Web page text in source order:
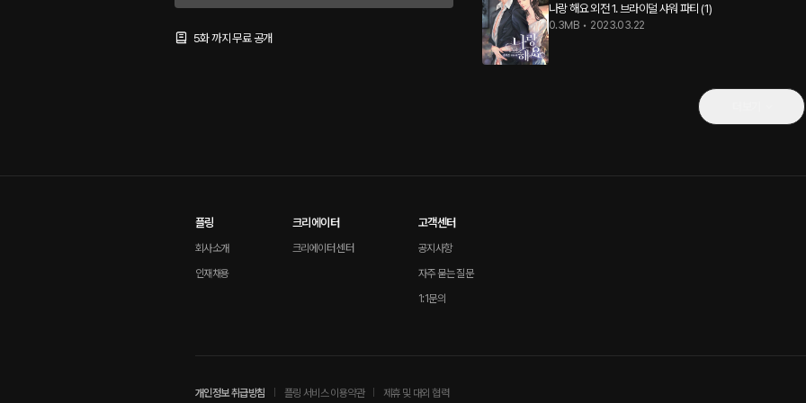
5화 까지 무료 공개
나랑 해요 외전 1. 브라이덜 샤워 파티 (1)
0.3MB • 2023.03.22
플링
회사소개
인재채용
크리에이터
크리에이터 센터
고객센터
공지사항
자주 묻는 질문
1:1문의
개인정보 취급방침 플링 서비스 이용약관 제휴 및 대외 협력